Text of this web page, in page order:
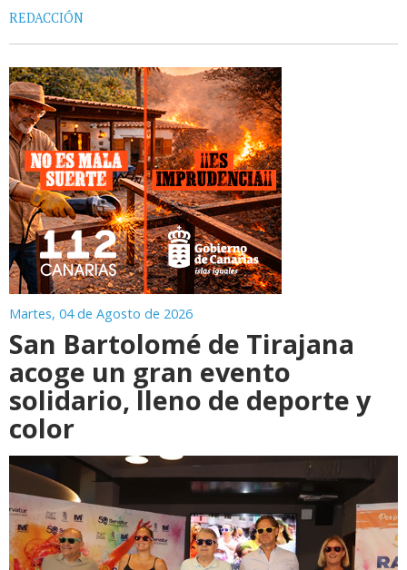
REDACCIÓN
Martes, 04 de Agosto de 2026
San Bartolomé de Tirajana
acoge un gran evento
solidario, lleno de deporte y
color